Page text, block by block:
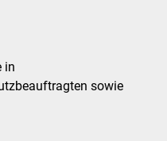
in
sowie